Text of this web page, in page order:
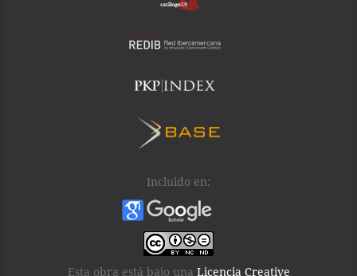
Incluido en:
Esta obra está bajo una Licencia Creative